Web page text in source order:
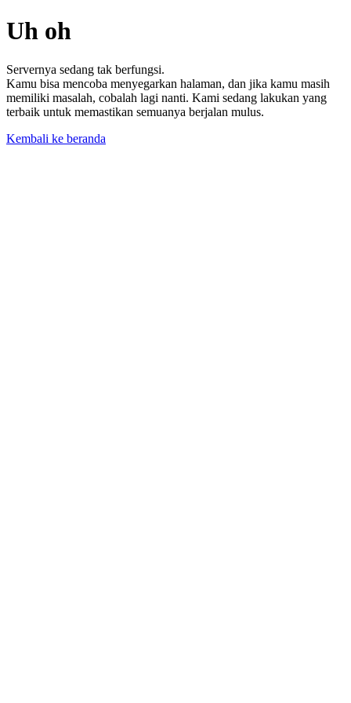
Uh oh
Servernya sedang tak berfungsi.
Kamu bisa mencoba menyegarkan halaman, dan jika kamu masih
memiliki masalah, cobalah lagi nanti. Kami sedang lakukan yang
terbaik untuk memastikan semuanya berjalan mulus.
Kembali ke beranda